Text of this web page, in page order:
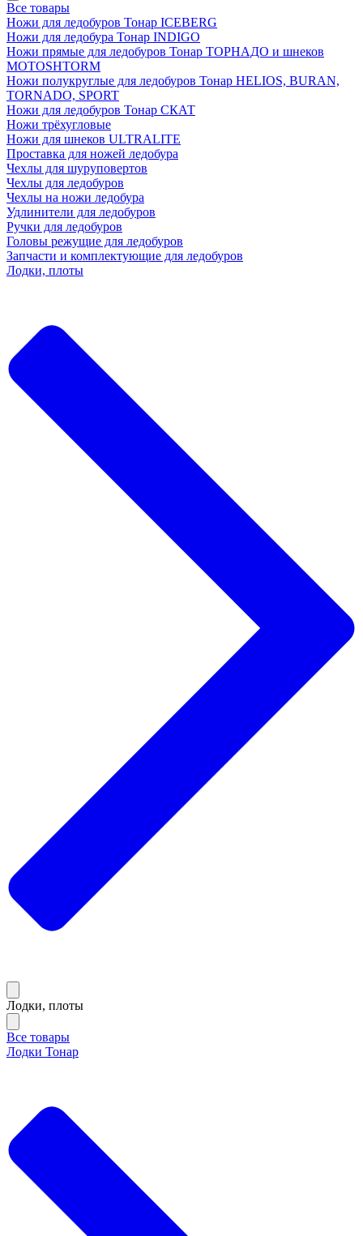
Все товары
Ножи для ледобуров Тонар ICEBERG
Ножи для ледобура Тонар INDIGO
Ножи прямые для ледобуров Тонар ТОРНАДО и шнеков
MOTOSHTORM
Ножи полукруглые для ледобуров Тонар HELIOS, BURAN,
TORNADO, SPORT
Ножи для ледобуров Тонар СКАТ
Ножи трёхугловые
Ножи для шнеков ULTRALITE
Проставка для ножей ледобура
Чехлы для шуруповертов
Чехлы для ледобуров
Чехлы на ножи ледобура
Удлинители для ледобуров
Ручки для ледобуров
Головы режущие для ледобуров
Запчасти и комплектующие для ледобуров
Лодки, плоты
Лодки, плоты
Все товары
Лодки Тонар